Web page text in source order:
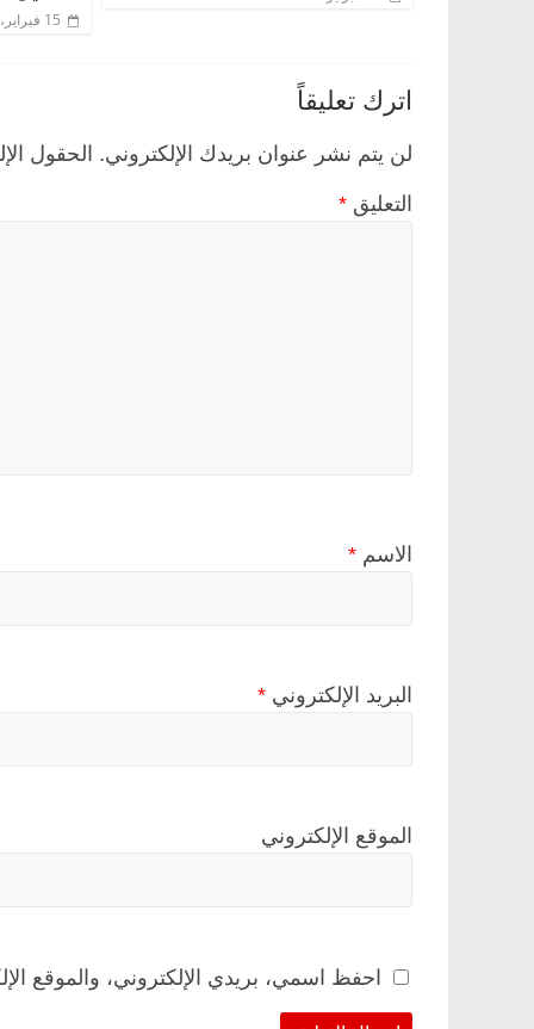
15 فبراير، 2020
اترك تعليقاً
لن يتم نشر عنوان بريدك الإلكتروني. الحقول
التعليق *
الاسم *
البريد الإلكتروني *
الموقع الإلكتروني
احفظ اسمي، بريدي الإلكتروني، والموقع